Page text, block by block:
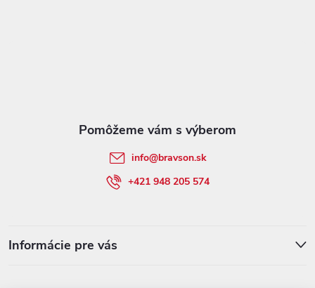
info@bravson.sk
+421 948 205 574
Informácie pre vás